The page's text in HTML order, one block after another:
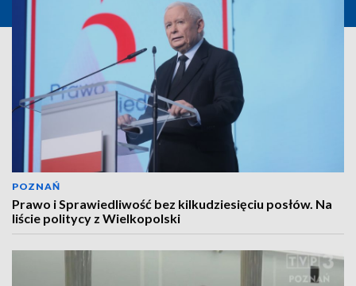
POZNAŃ
Prawo i Sprawiedliwość bez kilkudziesięciu posłów. Na
liście politycy z Wielkopolski